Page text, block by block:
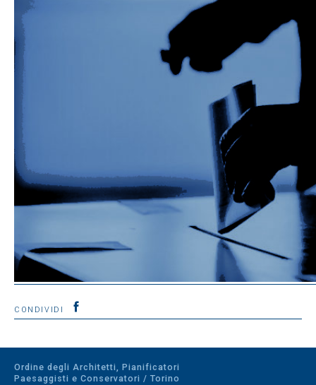
CONDIVIDI
Ordine degli Architetti, Pianificatori
Paesaggisti e Conservatori / Torino